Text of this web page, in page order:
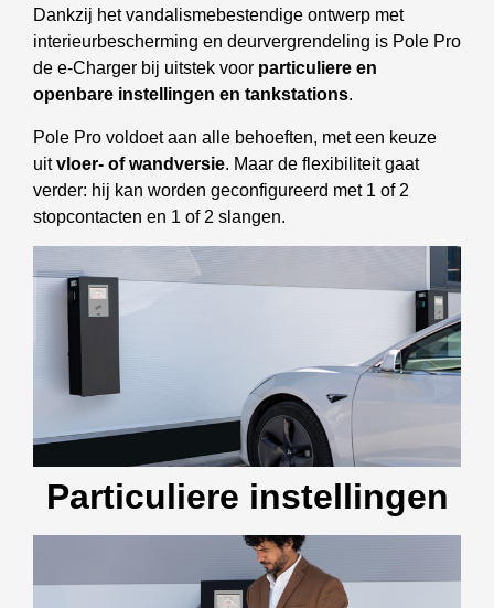
Dankzij het vandalismebestendige ontwerp met
interieurbescherming en deurvergrendeling is Pole Pro
de e-Charger bij uitstek voor particuliere en
openbare instellingen en tankstations.
Pole Pro voldoet aan alle behoeften, met een keuze
uitvloer- of wandversie. Maar de flexibiliteit gaat
verder: hij kan worden geconfigureerd met 1 of 2
stopcontacten en 1 of 2 slangen.
Particuliere instellingen